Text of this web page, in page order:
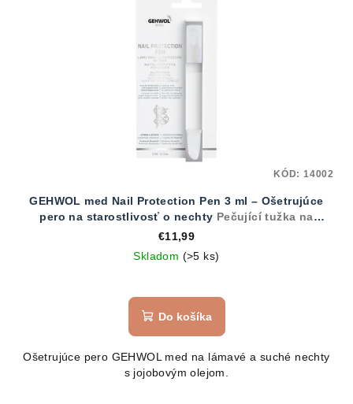
GEHWOL med Nail Protection Pen 3 ml – Ošetrujúce
pero na starostlivosť o nechty Pečující tužka na
lámavé a suché nehty
€11,99
Skladom (>5 ks)
Do košíka
Ošetrujúce pero GEHWOL med na lámavé a suché nechty
s jojobovým olejom.
KÓD: 14002